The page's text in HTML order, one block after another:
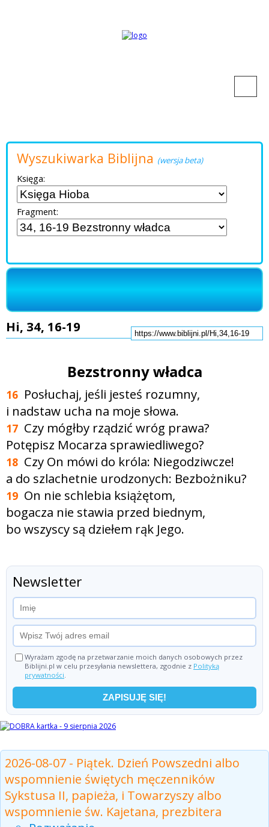
2026-08-07 - Piątek. Dzień Powszedni albo
wspomnienie świętych męczenników
Sykstusa II, papieża, i Towarzyszy albo
wspomnienie św. Kajetana, prezbitera
Wyszukiwarka Biblijna (wersja beta)
Księga:
Fragment:
Hi, 34, 16-19
Bezstronny władca
16 Posłuchaj, jeśli jesteś rozumny,
i nadstaw ucha na moje słowa.
17 Czy mógłby rządzić wróg prawa?
Potępisz Mocarza sprawiedliwego?
18 Czy On mówi do króla: Niegodziwcze!
a do szlachetnie urodzonych: Bezbożniku?
19 On nie schlebia książętom,
bogacza nie stawia przed biednym,
bo wszyscy są dziełem rąk Jego.
Newsletter
Wyrażam zgodę na przetwarzanie moich danych osobowych przez
Biblijni.pl w celu przesyłania newslettera, zgodnie z Polityką
prywatności